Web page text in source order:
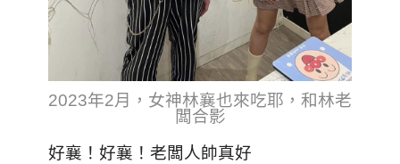
2023年2月，女神林襄也來吃耶，和林老
闆合影
好襄！好襄！老闆人帥真好